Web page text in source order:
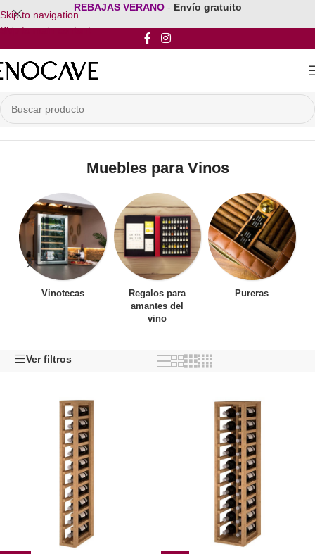
Skip to navigation
Skip to main content
REBAJAS VERANO - Envío gratuito
Inicio/Mobiliario para vinos/Muebles para Vinos
Muebles para Vinos
Vinotecas
Regalos para
amantes del
vino
Pureras
Ver filtros